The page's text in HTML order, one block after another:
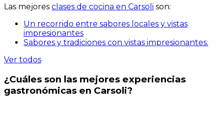
Las mejores clases de cocina en Carsoli son:
Un recorrido entre sabores locales y vistas
impresionantes
Sabores y tradiciones con vistas impresionantes.
Ver todos
¿Cuáles son las mejores experiencias
gastronómicas en Carsoli?